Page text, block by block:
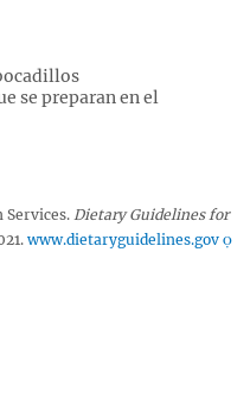
se preparan en el
Services. Dietary Guidelines for
www.dietaryguidelines.gov